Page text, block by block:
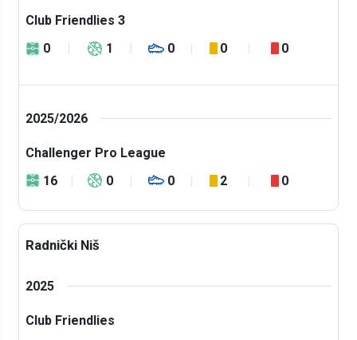
Club Friendlies 3
0
1 0 0 0
2025/2026
Challenger Pro League
16
0 0 2 0
Radnički Niš
2025
Club Friendlies